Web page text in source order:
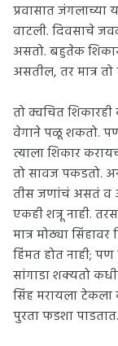
प्रवासात जंगलाच्या
वाटली. दिवसाचे
असतो. बहुतेक
असतील, तर मात्र तो
तो क्वचित
वेगाने पळू शकतो.
त्याला शिकार
तो सावज पकडतो.
तीस जणांचं असतं व
एकही शत्रू नाही.
मात्र मोठ्या
हिंमत होत नाही;
सांगाडा शक्यतो
सिंह मरायला टेकला
पुरता फडशा